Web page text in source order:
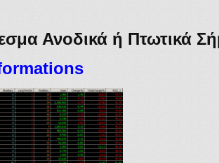
Ανοδικά ή Πτωτικά